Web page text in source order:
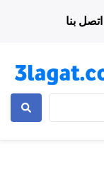
اتصل بنا